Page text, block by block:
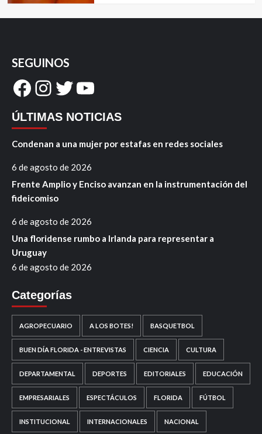
SEGUINOS
Facebook
Instagram
Twitter
YouTube
ÚLTIMAS NOTICIAS
Condenan a una mujer por estafas en redes sociales
6 de agosto de 2026
Frente Amplio y Enciso avanzan en la instrumentación del
fideicomiso
6 de agosto de 2026
Una floridense rumbo a Irlanda para representar a
Uruguay
6 de agosto de 2026
Categorías
AGROPECUARIO A LOS BOTES! BASQUETBOL
BUEN DÍA FLORIDA - ENTREVISTAS CIENCIA CULTURA
DEPARTAMENTAL DEPORTES EDITORIALES EDUCACIÓN
EMPRESARIALES ESPECTÁCULOS FLORIDA FÚTBOL
INSTITUCIONAL INTERNACIONALES NACIONAL